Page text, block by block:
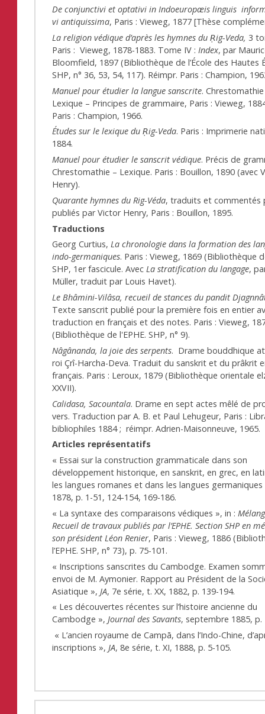
De conjunctivi et optativi in Indoeuropæis linguis
vi antiquissima, Paris : Vieweg, 1877 [Thèse
La religion védique d’après les hymnes du Ṛig-Veda, 3
Paris : Vieweg, 1878-1883. Tome IV :Index, par
Bloomfield, 1897 (Bibliothèque de l’École des Hautes
SHP, n° 36, 53, 54, 117). Réimpr. Paris : Champion,
Manuel pour étudier la langue sanscrite.
Lexique – Principes de grammaire, Paris : Vieweg,
Paris : Champion, 1966.
Études sur le lexique du Ṛig-Veda. Paris : Imprimerie
1884.
Manuel pour étudier le sanscrit védique. Précis de
Chrestomathie – Lexique. Paris : Bouillon, 1890 (avec
Henry).
Quarante hymnes du Rig-Véda, traduits et commentés
publiés par Victor Henry, Paris : Bouillon, 1895.
Traductions
Georg Curtius,La chronologie dans la formation des
indo-germaniques. Paris : Vieweg, 1869 (Bibliothèque
SHP, 1er fascicule. AvecLa stratification du langage,
Müller, traduit par Louis Havet).
Le Bhâmini-Vilâsa, recueil de stances du pandit
Texte sanscrit publié pour la première fois en entier
traduction en français et des notes. Paris : Vieweg,
(Bibliothèque de l'EPHE. SHP, n° 9).
Nâgânanda, la joie des serpents. Drame bouddhique
roi Çrî-Harcha-Deva. Traduit du sanskrit et du prâkrit
français. Paris : Leroux, 1879 (Bibliothèque orientale
XXVII).
Calidasa, Sacountala. Drame en sept actes mêlé de
vers. Traduction par A. B. et Paul Lehugeur, Paris :
bibliophiles 1884 ; réimpr. Adrien-Maisonneuve, 1965.
Articles représentatifs
« Essai sur la construction grammaticale dans son
développement historique, en sanskrit, en grec, en
les langues romanes et dans les langues
1878, p. 1-51, 124-154, 169-186.
« La syntaxe des comparaisons védiques », in :
Recueil de travaux publiés par l’EPHE. Section SHP en
son président Léon Renier, Paris : Vieweg, 1886
l’EPHE. SHP, n° 73), p. 75-101.
« Inscriptions sanscrites du Cambodge. Examen
envoi de M. Aymonier. Rapport au Président de la
Asiatique », JA, 7e série, t. XX, 1882, p. 139-194.
« Les découvertes récentes sur l’histoire ancienne du
Cambodge »,Journal des Savants, septembre 1885, p.
« L’ancien royaume de Campā, dans l’Indo-Chine,
inscriptions »,JA, 8e série, t. XI, 1888, p. 5-105.